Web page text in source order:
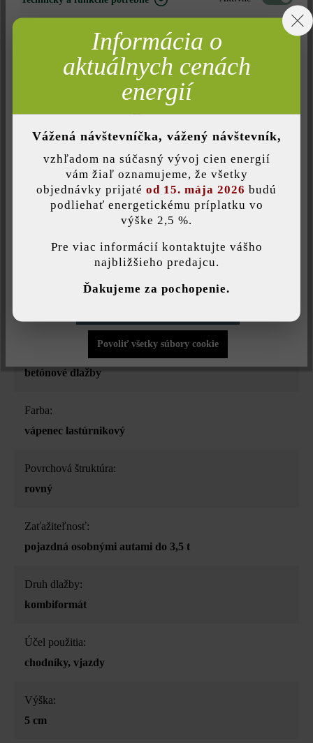
balenia.
Nájdite predajcu vo vašom okolí
Pridať do zoznamu želaní
Tlač stránky
Číslo produktu:23019
Opis produktu
Moya kombidlažba zaujme spôsobom kladenia: ukladaná na
divoko sa stáva skutočným pútačom pozornosti na každom
betónové dlažby
Farba:
vápenec lastúrnikový
Povrchová štruktúra:
rovný
Zaťažiteľnosť:
pojazdná osobnými autami do 3,5 t
Druh dlažby:
kombiformát
Účel použitia:
chodníky, vjazdy
Výška:
5 cm
Neaktívne
Komfort (funkčnosť stránky)
Uložiť individuálne nastavenie
Táto webová stránka používa súbory cookie, aby vám ponúkla
Povoliť všetky súbory cookie
Informácia o
aktuálnych cenách
energií
Vážená návštevníčka, vážený návštevník,
vzhľadom na súčasný vývoj cien energií
vám žiaľ oznamujeme, že všetky
objednávky prijaté od 15. mája 2026 budú
podliehať energetickému príplatku vo
výške 2,5 %.
Pre viac informácií kontaktujte vášho
najbližšieho predajcu.
Ďakujeme za pochopenie.